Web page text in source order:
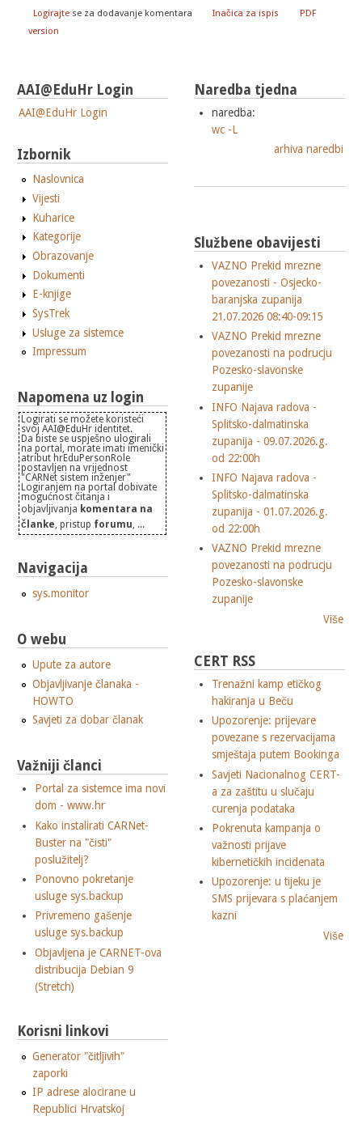
Logirajtese za dodavanje komentara Inačica za ispis
PDF
version
AAI@EduHr Login
AAI@EduHr Login
Izbornik
Naslovnica
Vijesti
Kuharice
Kategorije
Obrazovanje
Dokumenti
E-knjige
SysTrek
Usluge za sistemce
Impressum
Napomena uz login
Logirati se možete koristeći
svoj AAI@EduHr identitet.
Da biste se uspješno ulogirali
na portal, morate imati imenički
atribut hrEduPersonRole
postavljen na vrijednost
"CARNet sistem inženjer"
Logiranjem na portal dobivate
mogućnost čitanja i
objavljivanja komentara na
članke, pristup forumu, ...
Navigacija
sys.monitor
O webu
Upute za autore
Objavljivanje članaka -
HOWTO
Savjeti za dobar članak
Važniji članci
Portal za sistemce ima novi
dom - www.hr
Kako instalirati CARNet-
Buster na "čisti"
poslužitelj?
Ponovno pokretanje
usluge sys.backup
Privremeno gašenje
usluge sys.backup
Objavljena je CARNET-ova
distribucija Debian 9
(Stretch)
Korisni linkovi
Generator "čitljivih"
zaporki
IP adrese alocirane u
Republici Hrvatskoj
Naredba tjedna
naredba:
wc -L
arhiva naredbi
Službene obavijesti
VAZNO Prekid mrezne
povezanosti - Osjecko-
baranjska zupanija
21.07.2026 08:40-09:15
VAZNO Prekid mrezne
povezanosti na podrucju
Pozesko-slavonske
zupanije
INFO Najava radova -
Splitsko-dalmatinska
zupanija - 09.07.2026.g.
od 22:00h
INFO Najava radova -
Splitsko-dalmatinska
zupanija - 01.07.2026.g.
od 22:00h
VAZNO Prekid mrezne
povezanosti na podrucju
Pozesko-slavonske
zupanije
Više
CERT RSS
Trenažni kamp etičkog
hakiranja u Beču
Upozorenje: prijevare
povezane s rezervacijama
smještaja putem Bookinga
Savjeti Nacionalnog CERT-
a za zaštitu u slučaju
curenja podataka
Pokrenuta kampanja o
važnosti prijave
kibernetičkih incidenata
Upozorenje: u tijeku je
SMS prijevara s plaćanjem
kazni
Više